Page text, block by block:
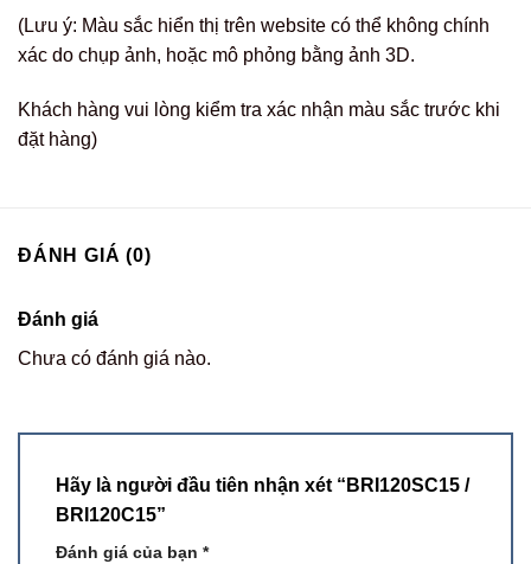
(Lưu ý: Màu sắc hiển thị trên website có thể không chính
xác do chụp ảnh, hoặc mô phỏng bằng ảnh 3D.
Khách hàng vui lòng kiểm tra xác nhận màu sắc trước khi
đặt hàng)
ĐÁNH GIÁ (0)
Đánh giá
Chưa có đánh giá nào.
Hãy là người đầu tiên nhận xét “BRI120SC15 /
BRI120C15”
Đánh giá của bạn *